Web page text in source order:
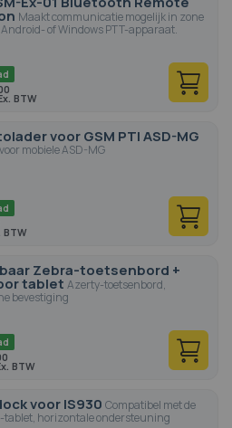
Maakt communicatie mogelijk in zone
Android- of Windows PTT-apparaat.
voor GSM PTI ASD-MG
mobiele ASD-MG
Zebra-toetsenbord +
tablet Azerty-toetsenbord,
bevestiging
voor IS930 Compatibel met de
tablet, horizontale ondersteuning